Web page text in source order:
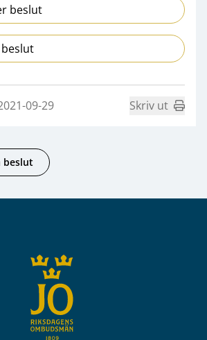
beslut
beslut
09-29 Skriv ut
beslut